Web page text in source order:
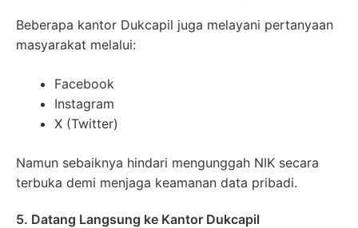
Beberapa kantor Dukcapil juga melayani pertanyaan
masyarakat melalui:
Facebook
Instagram
X (Twitter)
Namun sebaiknya hindari mengunggah NIK secara
terbuka demi menjaga keamanan data pribadi.
5. Datang Langsung ke Kantor Dukcapil